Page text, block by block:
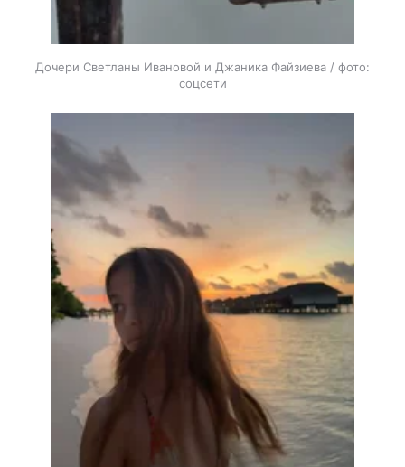
Дочери Светланы Ивановой и Джаника Файзиева / фото:
соцсети